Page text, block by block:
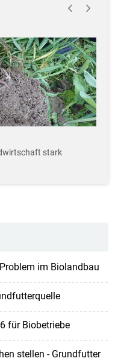
stark
im Biolandbau
für Biobetriebe
stellen - Grundfutter